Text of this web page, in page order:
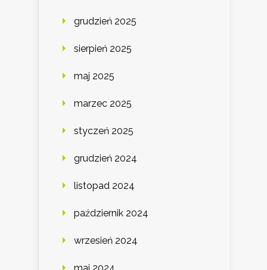
grudzień 2025
sierpień 2025
maj 2025
marzec 2025
styczeń 2025
grudzień 2024
listopad 2024
październik 2024
wrzesień 2024
maj 2024